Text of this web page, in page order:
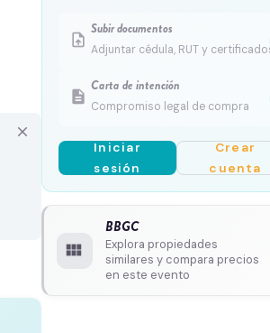
close
upload_file
Subir documentos
Adjuntar cédula, RUT y
description
Carta de intención
Compromiso legal de compra
Iniciar
sesión
Crear
cuenta
view_module
BBGC
Explora propiedades
similares y compara precios
en este evento